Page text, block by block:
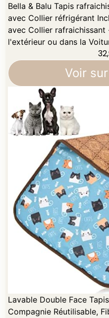
Bella & Balu Tapis
avec Collier réfrigérant
avec Collier
l'extérieur ou dans la
Voir
Lavable Double Face
Compagnie Réutilisable,